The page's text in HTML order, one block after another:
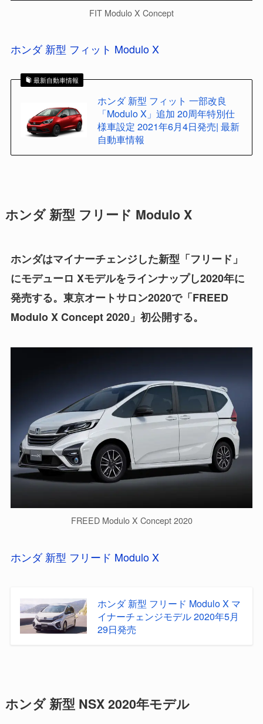
FIT Modulo X Concept
ホンダ 新型 フィット Modulo X
最新自動車情報
ホンダ 新型 フィット 一部改良
「Modulo X」追加 20周年特別仕
様車設定 2021年6月4日発売| 最新
自動車情報
ホンダ 新型 フリード Modulo X
ホンダはマイナーチェンジした新型「フリード」
にモデューロ Xモデルをラインナップし2020年に
発売する。 東京オートサロン2020で「FREED
Modulo X Concept 2020」初公開する。
FREED Modulo X Concept 2020
ホンダ 新型 フリード Modulo X
ホンダ 新型 フリード Modulo X マ
イナーチェンジモデル 2020年5月
29日発売
ホンダ 新型 NSX 2020年モデル